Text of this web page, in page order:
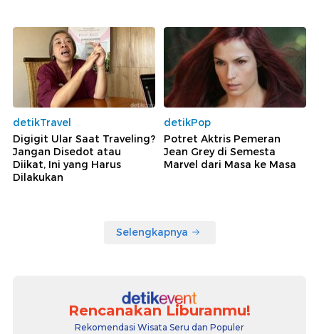
detikTravel
Digigit Ular Saat Traveling?
Jangan Disedot atau
Diikat, Ini yang Harus
Dilakukan
detikPop
Potret Aktris Pemeran
Jean Grey di Semesta
Marvel dari Masa ke Masa
Selengkapnya
Rencanakan Liburanmu!
Rekomendasi Wisata Seru dan Populer